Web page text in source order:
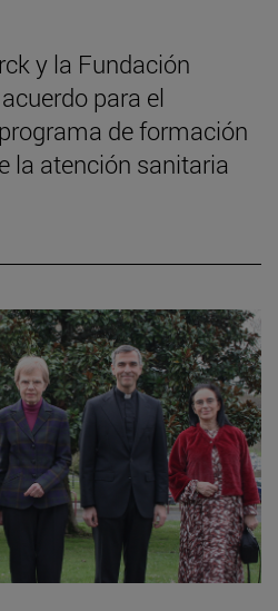
y la Fundación
para el
de formación
la atención sanitaria